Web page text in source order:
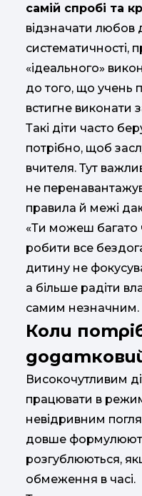
самій спробі та
відзначати
систематичності,
«ідеального»
до того, що учень
встигне виконати
Такі діти часто
потрібно, щоб
вчителя. Тут
не
правила й межі
«Ти можеш багато
робити все
дитину не
а більше радіти
самим незначним.
Коли
Високочутливим
працювати в
невідривним
довше формулюють
розгублюються,
обмеження в часі.